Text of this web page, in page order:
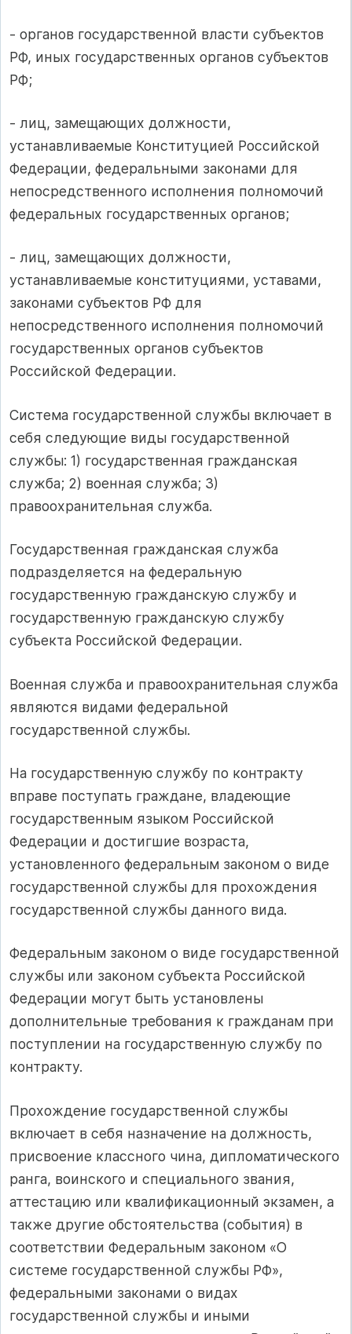
- органов государственной власти субъектов
РФ, иных государственных органов субъектов
РФ;
- лиц, замещающих должности,
устанавливаемые Конституцией Российской
Федерации, федеральными законами для
непосредственного исполнения полномочий
федеральных государственных органов;
- лиц, замещающих должности,
устанавливаемые конституциями, уставами,
законами субъектов РФ для
непосредственного исполнения полномочий
государственных органов субъектов
Российской Федерации.
Система государственной службы включает в
себя следующие виды государственной
службы: 1) государственная гражданская
служба; 2) военная служба; 3)
правоохранительная служба.
Государственная гражданская служба
подразделяется на федеральную
государственную гражданскую службу и
государственную гражданскую службу
субъекта Российской Федерации.
Военная служба и правоохранительная служба
являются видами федеральной
государственной службы.
На государственную службу по контракту
вправе поступать граждане, владеющие
государственным языком Российской
Федерации и достигшие возраста,
установленного федеральным законом о виде
государственной службы для прохождения
государственной службы данного вида.
Федеральным законом о виде государственной
службы или законом субъекта Российской
Федерации могут быть установлены
дополнительные требования к гражданам при
поступлении на государственную службу по
контракту.
Прохождение государственной службы
включает в себя назначение на должность,
присвоение классного чина, дипломатического
ранга, воинского и специального звания,
аттестацию или квалификационный экзамен, а
также другие обстоятельства (события) в
соответствии Федеральным законом «О
системе государственной службы РФ»,
федеральными законами о видах
государственной службы и иными